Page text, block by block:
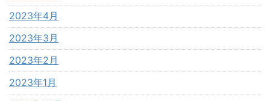
2023年4月
2023年3月
2023年2月
2023年1月